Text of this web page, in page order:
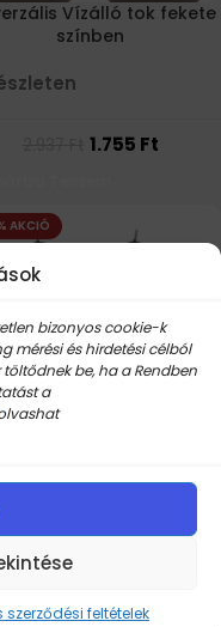
bizonyos cookie-k
mérési és hirdetési célból
be, ha a Rendben
a
feltételek
Vízálló tok fekete
színben
1.755 Ft
AKCIÓ
2.937Ft